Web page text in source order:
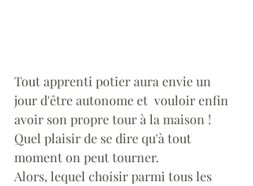
Tout apprenti potier aura envie un
jour d'être autonome et  vouloir enfin
avoir son propre tour à la maison !
Quel plaisir de se dire qu'à tout
moment on peut tourner.
Alors, lequel choisir parmi tous les